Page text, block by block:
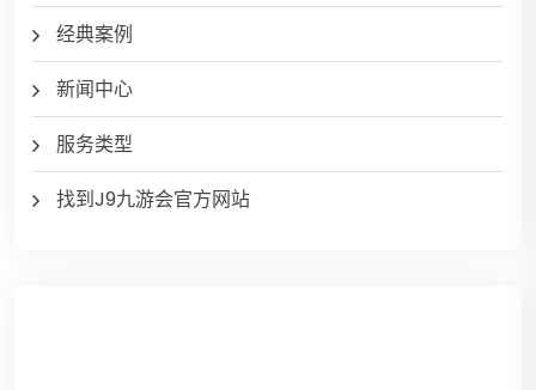
经典案例
新闻中心
服务类型
找到J9九游会官方网站